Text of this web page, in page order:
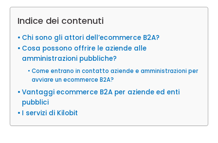
Indice dei contenuti
Chi sono gli attori dell’ecommerce B2A?
Cosa possono offrire le aziende alle
amministrazioni pubbliche?
Come entrano in contatto aziende e amministrazioni per
avviare un ecommerce B2A?
Vantaggi ecommerce B2A per aziende ed enti
pubblici
I servizi di Kilobit